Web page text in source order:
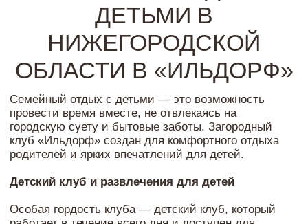
Детский клуб и развлечения для детей
Особая гордость клуба — детский клуб, который
работает в течение всего дня и доступен для
гостей бесплатно. Это делает отдых для детей в
Нижегородской области максимально
Здесь ребенка ждут настольные и подвижные
игры, творческие занятия, участие в мастер-
классах и развлекательных программах. В
«Городе мастеров» дети создают поделки своими
руками, развивают фантазию и мелкую моторику.
Анимация и активные программы
Также предусмотрены занятия с аниматорами,
которые организуют игры, конкурсы и командные
мультфильмов и зоны для отдыха.